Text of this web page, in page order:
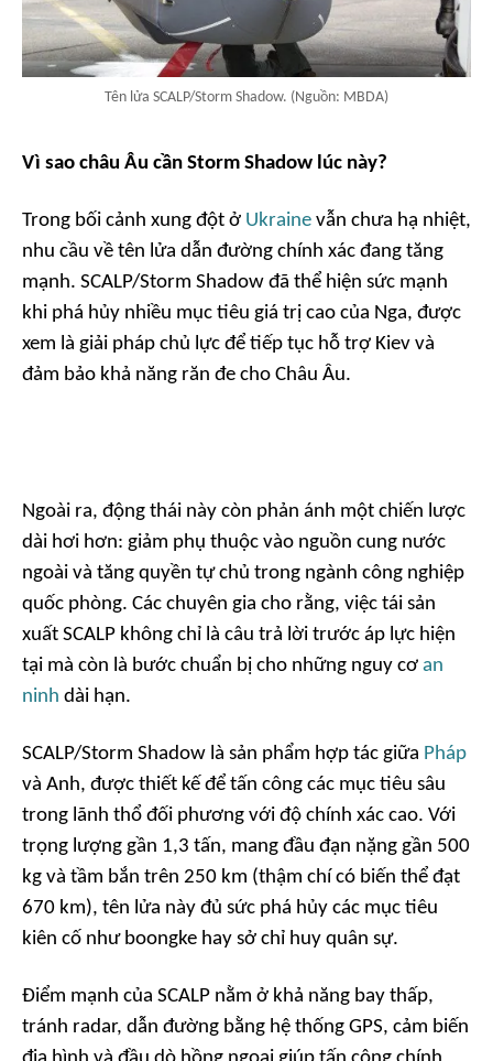
Tên lửa SCALP/Storm Shadow. (Nguồn: MBDA)
Vì sao châu Âu cần Storm Shadow lúc này?
Trong bối cảnh xung đột ở Ukraine vẫn chưa hạ nhiệt,
nhu cầu về tên lửa dẫn đường chính xác đang tăng
mạnh. SCALP/Storm Shadow đã thể hiện sức mạnh
khi phá hủy nhiều mục tiêu giá trị cao của Nga, được
xem là giải pháp chủ lực để tiếp tục hỗ trợ Kiev và
đảm bảo khả năng răn đe cho Châu Âu.
Ngoài ra, động thái này còn phản ánh một chiến lược
dài hơi hơn: giảm phụ thuộc vào nguồn cung nước
ngoài và tăng quyền tự chủ trong ngành công nghiệp
quốc phòng. Các chuyên gia cho rằng, việc tái sản
xuất SCALP không chỉ là câu trả lời trước áp lực hiện
tại mà còn là bước chuẩn bị cho những nguy cơ an
ninh dài hạn.
SCALP/Storm Shadow là sản phẩm hợp tác giữa Pháp
và Anh, được thiết kế để tấn công các mục tiêu sâu
trong lãnh thổ đối phương với độ chính xác cao. Với
trọng lượng gần 1,3 tấn, mang đầu đạn nặng gần 500
kg và tầm bắn trên 250 km (thậm chí có biến thể đạt
670 km), tên lửa này đủ sức phá hủy các mục tiêu
kiên cố như boongke hay sở chỉ huy quân sự.
Điểm mạnh của SCALP nằm ở khả năng bay thấp,
tránh radar, dẫn đường bằng hệ thống GPS, cảm biến